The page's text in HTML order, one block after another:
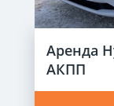
Аренда
АКПП